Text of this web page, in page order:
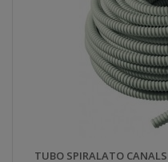
TUBO SPIRALATO